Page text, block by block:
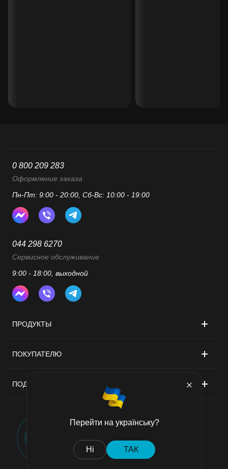
Перейти на українську?
Ні ТАК
ПРОДУКТЫ
ПОКУПАТЕЛЮ
ПОДДЕРЖКА
0 800 209 283
Оформление заказа
Пн-Пт: 9:00 - 20:00, Сб-Вс: 10:00 - 19:00
044 298 6270
Сервисное обслуживание
9:00 - 18:00, выходной
Договор публичной оферты